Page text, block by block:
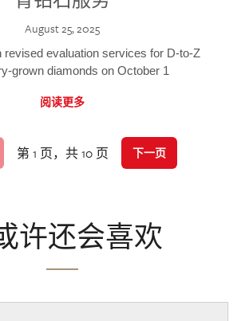
August 25, 2025
revised evaluation services for D-to-Z
grown diamonds on October 1
阅读更多
第 1 页，共 10 页 下一页
许还会喜欢